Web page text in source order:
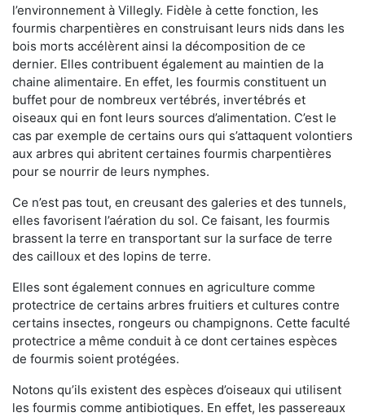
l’environnement à Villegly. Fidèle à cette fonction, les
fourmis charpentières en construisant leurs nids dans les
bois morts accélèrent ainsi la décomposition de ce
dernier. Elles contribuent également au maintien de la
chaine alimentaire. En effet, les fourmis constituent un
buffet pour de nombreux vertébrés, invertébrés et
oiseaux qui en font leurs sources d’alimentation. C’est le
cas par exemple de certains ours qui s’attaquent volontiers
aux arbres qui abritent certaines fourmis charpentières
pour se nourrir de leurs nymphes.
Ce n’est pas tout, en creusant des galeries et des tunnels,
elles favorisent l’aération du sol. Ce faisant, les fourmis
brassent la terre en transportant sur la surface de terre
des cailloux et des lopins de terre.
Elles sont également connues en agriculture comme
protectrice de certains arbres fruitiers et cultures contre
certains insectes, rongeurs ou champignons. Cette faculté
protectrice a même conduit à ce dont certaines espèces
de fourmis soient protégées.
Notons qu’ils existent des espèces d’oiseaux qui utilisent
les fourmis comme antibiotiques. En effet, les passereaux